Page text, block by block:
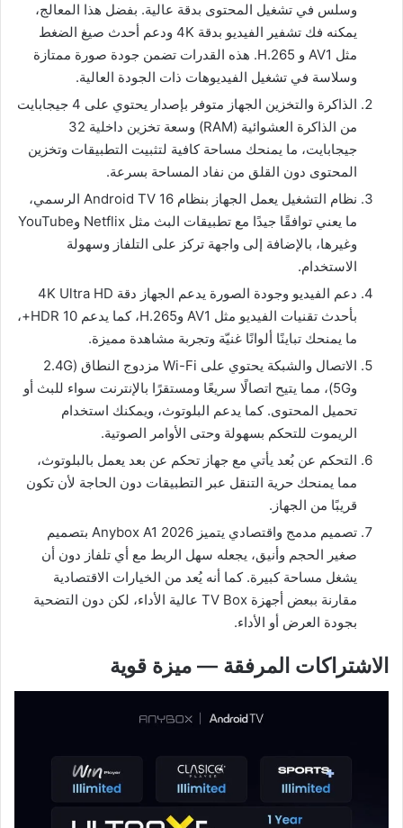
وسلس في تشغيل المحتوى بدقة عالية. بفضل هذا المعالج،
يمكنه فك تشفير الفيديو بدقة 4K ودعم أحدث صيغ الضغط
مثل AV1 و H.265. هذه القدرات تضمن جودة صورة ممتازة
وسلاسة في تشغيل الفيديوهات ذات الجودة العالية.
الذاكرة والتخزين الجهاز متوفر بإصدار يحتوي على 4 جيجابايت
من الذاكرة العشوائية (RAM) وسعة تخزين داخلية 32
جيجابايت، ما يمنحك مساحة كافية لتثبيت التطبيقات وتخزين
المحتوى دون القلق من نفاد المساحة بسرعة.
نظام التشغيل يعمل الجهاز بنظام Android TV 16 الرسمي،
ما يعني توافقًا جيدًا مع تطبيقات البث مثل Netflix وYouTube
وغيرها، بالإضافة إلى واجهة تركز على التلفاز وسهولة
الاستخدام.
دعم الفيديو وجودة الصورة يدعم الجهاز دقة 4K Ultra HD
بأحدث تقنيات الفيديو مثل AV1 وH.265، كما يدعم HDR 10+،
ما يمنحك تباينًا ألوانًا غنيّة وتجربة مشاهدة مميزة.
الاتصال والشبكة يحتوي على Wi-Fi مزدوج النطاق (2.4G
و5G)، مما يتيح اتصالًا سريعًا ومستقرًا بالإنترنت سواء للبث أو
تحميل المحتوى. كما يدعم البلوتوث، ويمكنك استخدام
الريموت للتحكم بسهولة وحتى الأوامر الصوتية.
التحكم عن بُعد يأتي مع جهاز تحكم عن بعد يعمل بالبلوتوث،
مما يمنحك حرية التنقل عبر التطبيقات دون الحاجة لأن تكون
قريبًا من الجهاز.
تصميم مدمج واقتصادي يتميز Anybox A1 2026 بتصميم
صغير الحجم وأنيق، يجعله سهل الربط مع أي تلفاز دون أن
يشغل مساحة كبيرة. كما أنه يُعد من الخيارات الاقتصادية
مقارنة ببعض أجهزة TV Box عالية الأداء، لكن دون التضحية
بجودة العرض أو الأداء.
الاشتراكات المرفقة — ميزة قوية